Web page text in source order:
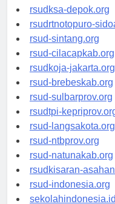
rsudksa-depok.org
rsudrtnotopuro-
rsud-sintang.org
rsud-cilacapkab.org
rsudkoja-jakarta.org
rsud-brebeskab.org
rsud-sulbarprov.org
rsudtpi-kepriprov.org
rsud-langsakota.org
rsud-ntbprov.org
rsud-natunakab.org
rsudkisaran-
rsud-indonesia.org